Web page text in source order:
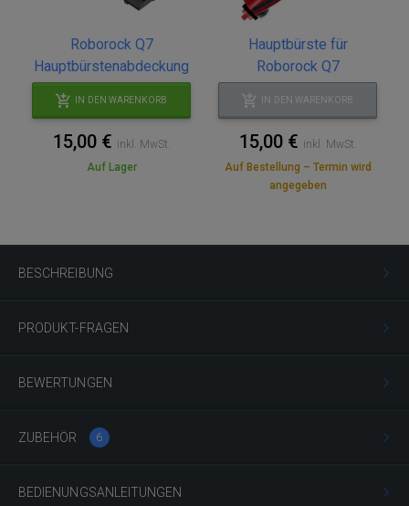
BESCHREIBUNG
PRODUKT-FRAGEN
BEWERTUNGEN
ZUBEHÖR 6
BEDIENUNGSANLEITUNGEN
Roborock Q7
Hauptbürstenabdeckung
IN DEN WARENKORB
15,00 € inkl. MwSt.
Auf Lager
Hauptbürste für
Roborock Q7
IN DEN WARENKORB
15,00 € inkl. MwSt.
Auf Bestellung – Termin wird
angegeben